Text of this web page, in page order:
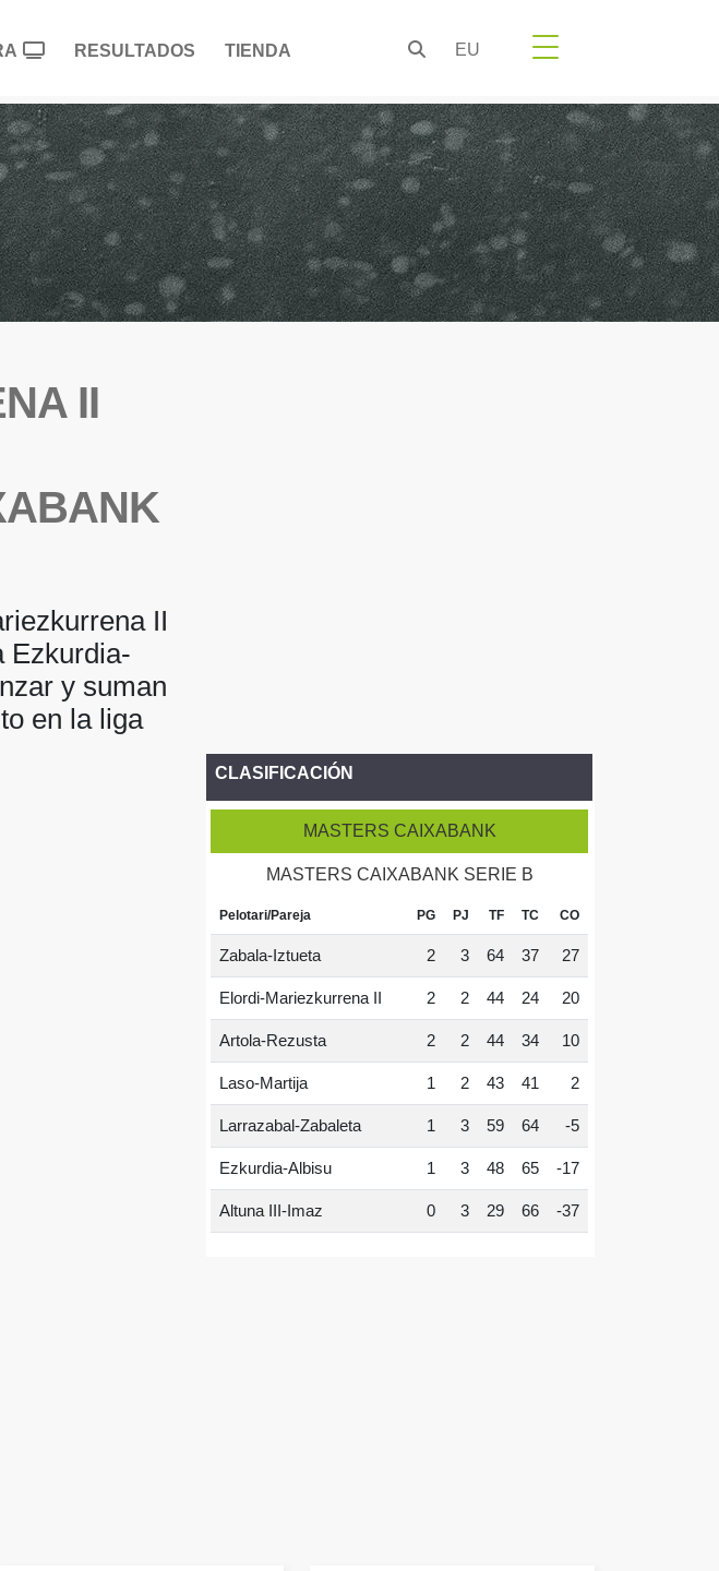
RESULTADOS TIENDA EU
II
II
Ezkurdia-
y suman
en la liga
CLASIFICACIÓN
MASTERS CAIXABANK
MASTERS CAIXABANK SERIE B
Pelotari/Pareja PG PJ TF TC CO
Zabala-Iztueta 2 3 64 37 27
Elordi-Mariezkurrena II 2 2 44 24 20
Artola-Rezusta 2 2 44 34 10
Laso-Martija 1 2 43 41 2
Larrazabal-Zabaleta 1 3 59 64 -5
Ezkurdia-Albisu 1 3 48 65 -17
Altuna III-Imaz 0 3 29 66 -37